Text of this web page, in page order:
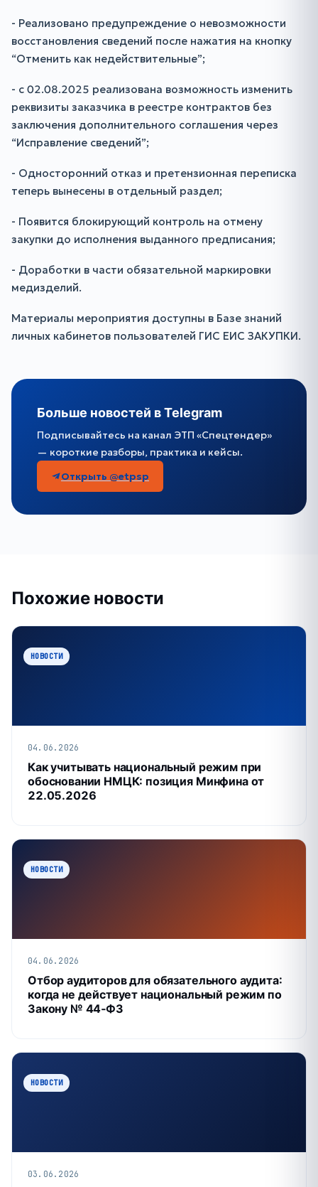
- Реализовано предупреждение о невозможности
восстановления сведений после нажатия на кнопку
“Отменить как недействительные”;
- с 02.08.2025 реализована возможность изменить
реквизиты заказчика в реестре контрактов без
заключения дополнительного соглашения через
“Исправление сведений”;
- Односторонний отказ и претензионная переписка
теперь вынесены в отдельный раздел;
- Появится блокирующий контроль на отмену
закупки до исполнения выданного предписания;
- Доработки в части обязательной маркировки
медизделий.
Материалы мероприятия доступны в Базе знаний
личных кабинетов пользователей ГИС ЕИС ЗАКУПКИ.
Больше новостей в Telegram
Подписывайтесь на канал ЭТП «Спецтендер»
— короткие разборы, практика и кейсы.
Открыть @etpsp
Похожие новости
НОВОСТИ
04.06.2026
Как учитывать национальный режим при
обосновании НМЦК: позиция Минфина от
22.05.2026
НОВОСТИ
04.06.2026
Отбор аудиторов для обязательного аудита:
когда не действует национальный режим по
Закону № 44‑ФЗ
НОВОСТИ
03.06.2026